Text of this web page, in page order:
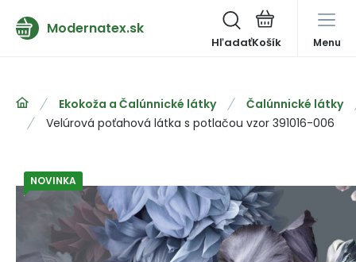
Modernatex.sk
Hľadať Menu
Ekokoža a Čalúnnické látky
Čalúnnické látky
Velúrová poťahová látka s potlačou vzor 391016-006
NOVINKA